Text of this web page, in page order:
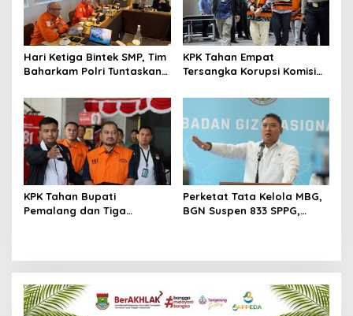
Hari Ketiga Bintek SMP, Tim
Baharkam Polri Tuntaskan
Pengamanan Pertamina
Patra Niaga Jabar
KPK Tahan Empat
Tersangka Korupsi Komisi
KPK Tahan Bupati
Pemalang dan Tiga
Perketat Tata Kelola MBG,
BGN Suspen 833 SPPG,